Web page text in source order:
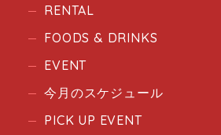
RENTAL
FOODS & DRINKS
EVENT
今月のスケジュール
PICK UP EVENT